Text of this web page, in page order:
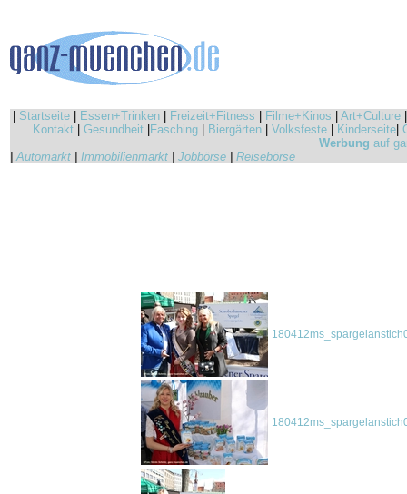
Startseite Essen+Trinken Freizeit+Fitness Filme+Kinos Art+Culture
Kontakt
Gesundheit Fasching Biergärten Volksfeste Kinderseite
Werbung auf
|Automarkt Immobilienmarkt Jobbörse Reisebörse